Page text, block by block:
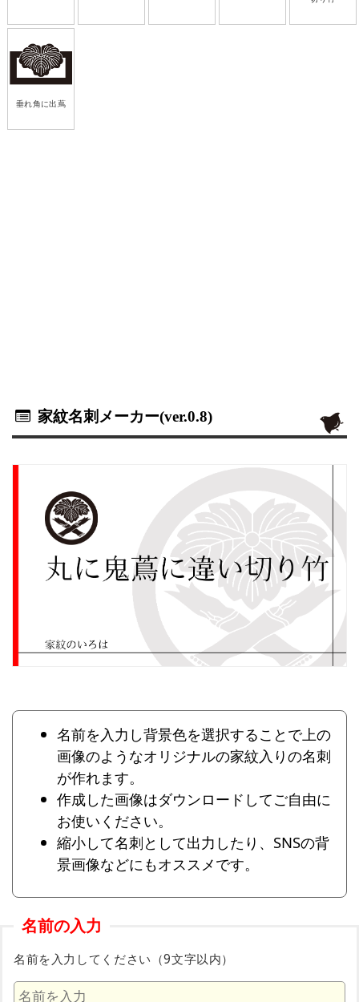
垂れ角に出蔦
家紋名刺メーカー(ver.0.8)
名前を入力し背景色を選択することで上の
画像のようなオリジナルの家紋入りの名刺
が作れます。
作成した画像はダウンロードしてご自由に
お使いください。
縮小して名刺として出力したり、SNSの背
景画像などにもオススメです。
名前の入力
名前を入力してください（9文字以内）